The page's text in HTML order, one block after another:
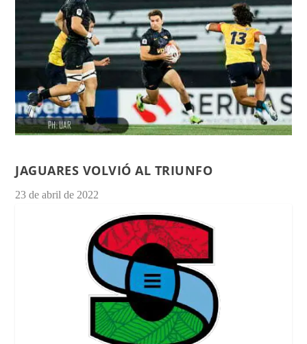
JAGUARES VOLVIÓ AL TRIUNFO
23 de abril de 2022